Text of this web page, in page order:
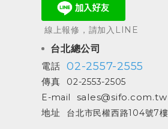
線上報修，請加入LINE
台北總公司
電話 02-2557-2555
傳真
02-2553-2505
E-mail
sales@sifo.com.tw
地址
台北市民權西路104號7